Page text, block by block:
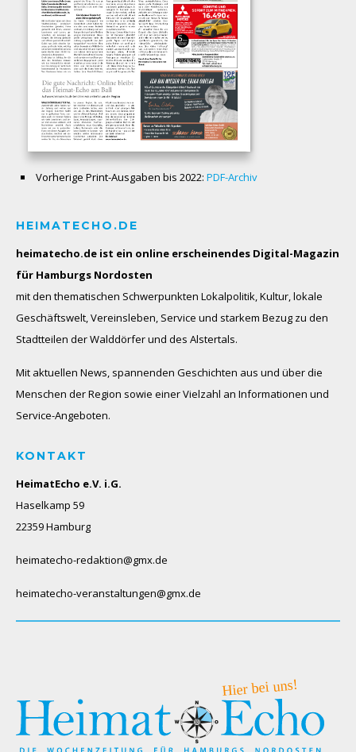
Vorherige Print-Ausgaben bis 2022: PDF-Archiv
HEIMATECHO.DE
heimatecho.de ist ein online erscheinendes Digital-Magazin
für Hamburgs Nordosten
mit den thematischen Schwerpunkten Lokalpolitik, Kultur, lokale
Geschäftswelt, Vereinsleben, Service und starkem Bezug zu den
Stadtteilen der Walddörfer und des Alstertals.
Mit aktuellen News, spannenden Geschichten aus und über die
Menschen der Region sowie einer Vielzahl an Informationen und
Service-Angeboten.
KONTAKT
HeimatEcho e.V. i.G.
Haselkamp 59
22359 Hamburg
heimatecho-redaktion@gmx.de
heimatecho-veranstaltungen@gmx.de